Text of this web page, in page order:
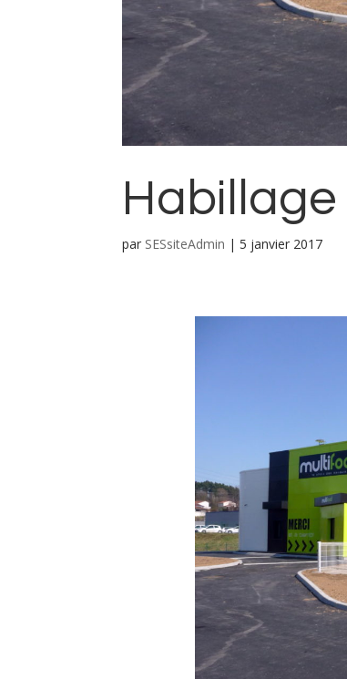
par SESsiteAdmin |5 janvier 2017